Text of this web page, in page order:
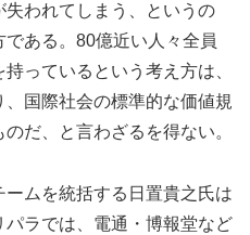
われてしまう、というの
ある。80億近い人々全員
っているという考え方は、
国際社会の標準的な価値規
だ、と言わざるを得ない。
ムを統括する日置貴之氏は
ラでは、電通・博報堂など